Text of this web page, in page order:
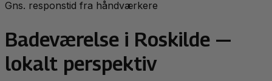
Gns. responstid fra håndværkere
Badeværelse i Roskilde —
lokalt perspektiv